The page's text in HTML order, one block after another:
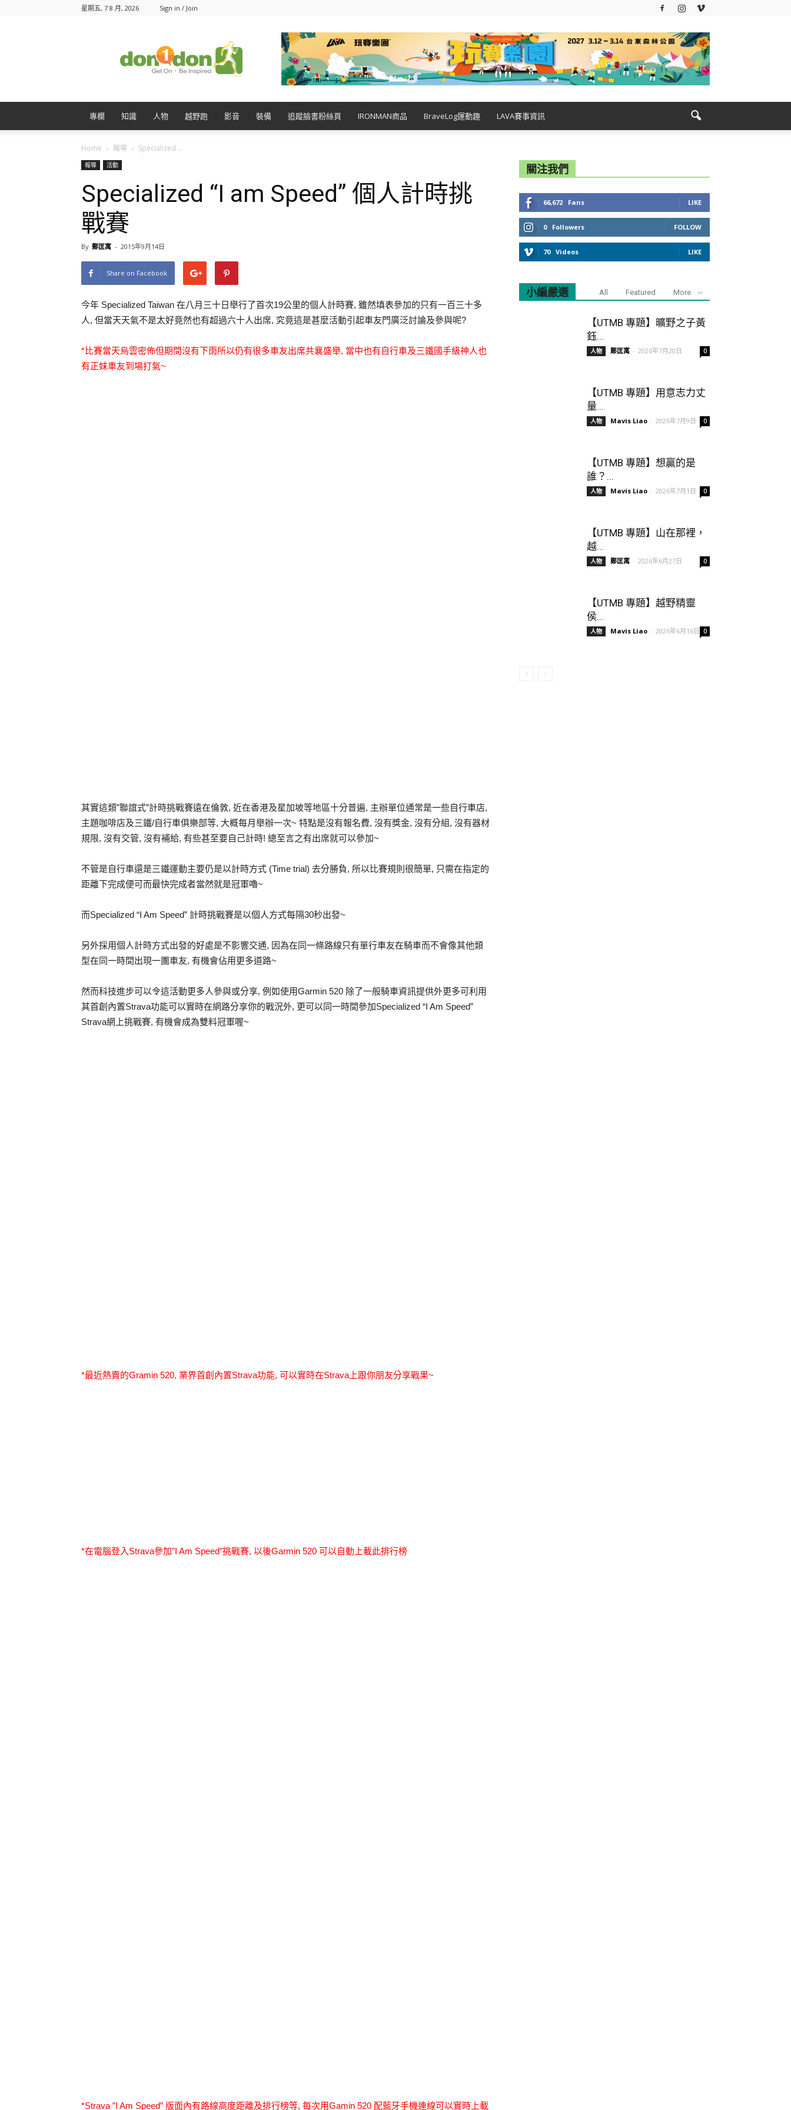
星期五, 7 8 月, 2026 Sign in / Join
專欄 知識 人物 越野跑 影音 裝備 追蹤臉書粉絲頁 IRONMAN商品 BraveLog運動趣 LAVA賽事資訊
Home 報導 Specialized ...
報導 活動
Specialized “I am Speed” 個人計時挑
戰賽
By 鄭匡寓 - 2015年9月14日
Share on Facebook
今年 Specialized Taiwan 在八月三十日舉行了首次19公里的個人計時賽, 雖然填表參加的只有一百三十多
人, 但當天天氣不是太好竟然也有超過六十人出席, 究竟這是甚麼活動引起車友門廣泛討論及參與呢?
*比賽當天烏雲密佈但期間沒有下雨所以仍有很多車友出席共襄盛舉, 當中也有自行車及三鐵國手級神人也
有正妹車友到場打氣~
其實這類”聯誼式”計時挑戰賽遠在倫敦, 近在香港及星加坡等地區十分普遍, 主辦單位通常是一些自行車店,
主題咖啡店及三鐵/自行車俱樂部等, 大概每月舉辦一次~ 特點是沒有報名費, 沒有獎金, 沒有分組, 沒有器材
規限, 沒有交管, 沒有補給, 有些甚至要自己計時! 總至言之有出席就可以參加~
不管是自行車還是三鐵運動主要仍是以計時方式 (Time trial) 去分勝負, 所以比賽規則很簡單, 只需在指定的
距離下完成便可而最快完成者當然就是冠軍嚕~
而Specialized “I Am Speed” 計時挑戰賽是以個人方式每隔30秒出發~
另外採用個人計時方式出發的好處是不影響交通, 因為在同一條路線只有單行車友在騎車而不會像其他類
型在同一時間出現一團車友, 有機會佔用更多道路~
然而科技進步可以令這活動更多人參與或分享, 例如使用Garmin 520 除了一般騎車資訊提供外更多可利用
其首創內置Strava功能可以實時在網路分享你的戰況外, 更可以同一時間參加Specialized “I Am Speed”
Strava網上挑戰賽, 有機會成為雙料冠軍喔~
*最近熱賣的Gramin 520, 業界首創內置Strava功能, 可以實時在Strava上跟你朋友分享戰果~
*在電腦登入Strava參加”I Am Speed”挑戰賽, 以後Garmin 520 可以自動上載此排行榜
*Strava ”I Am Speed” 版面內有路線高度距離及排行榜等, 每次用Gamin 520 配藍牙手機連線可以實時上載
關注我們
66,672 Fans LIKE
0 Followers FOLLOW
70 Videos LIKE
小編嚴選 All Featured More
【UTMB 專題】曠野之子黃
鈺...
人物 鄭匡寓 - 2026年7月20日 0
【UTMB 專題】用意志力丈
量...
人物 Mavis Liao - 2026年7月9日 0
【UTMB 專題】想贏的是
誰？...
人物 Mavis Liao - 2026年7月1日 0
【UTMB 專題】山在那裡，
越...
人物 鄭匡寓 - 2026年6月27日 0
【UTMB 專題】越野精靈
侯...
人物 Mavis Liao - 2026年6月16日 0